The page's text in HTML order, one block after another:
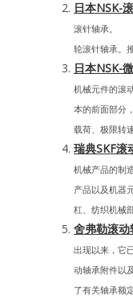
日本NSK-
滚针轴承。
轮滚针轴承。
日本NSK-
机械元件的滚
本的前面部分
载荷、极限转
瑞典SKF滚
机械产品的制
产品以及机器
杠、纺织机械
舍弗勒滚动
出现以来，它
动轴承附件以
了有关轴承额